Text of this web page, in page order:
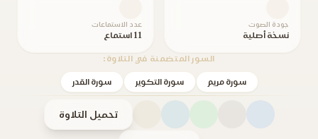
جودة الصوت
نسخة أصلية
عدد الاستماعات
11 استماع
السور المتضمنة في التلاوة:
سورة مريم سورة التكوير سورة القدر
تحميل التلاوة